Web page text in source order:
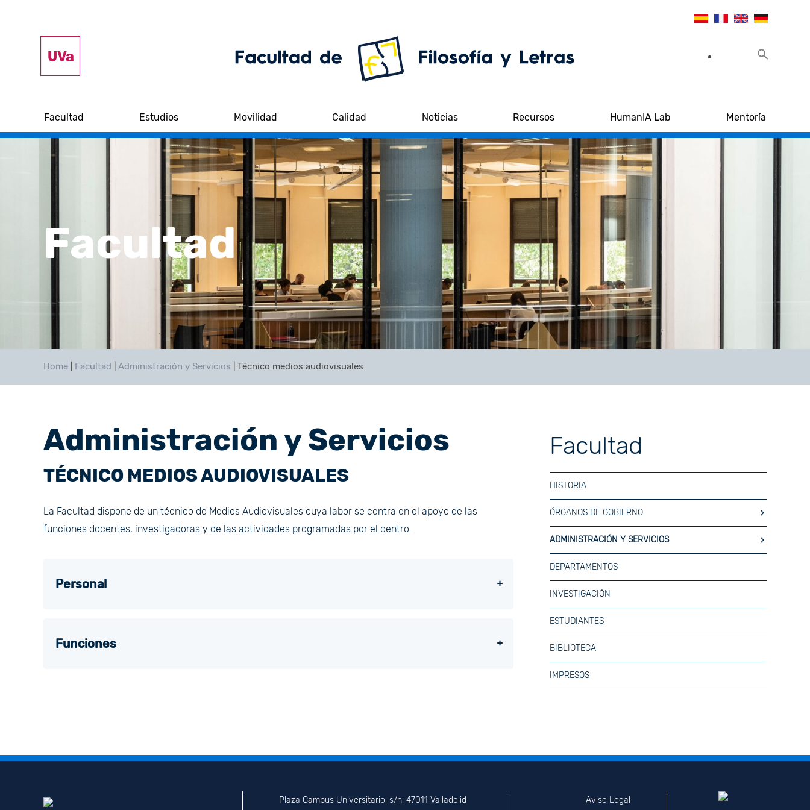
Facultad Estudios Movilidad Calidad Noticias Recursos HumanIA Lab Mentoría
Facultad
Home Facultad Administración y Servicios Técnico medios audiovisuales
Administración y Servicios
TÉCNICO MEDIOS AUDIOVISUALES
La Facultad dispone de un técnico de Medios Audiovisuales cuya labor se centra en el apoyo de las
funciones docentes, investigadoras y de las actividades programadas por el centro.
Personal
Funciones
Facultad
HISTORIA
ÓRGANOS DE GOBIERNO
ADMINISTRACIÓN Y SERVICIOS
DEPARTAMENTOS
INVESTIGACIÓN
ESTUDIANTES
BIBLIOTECA
IMPRESOS
Plaza Campus Universitario, s/n, 47011 Valladolid Aviso Legal